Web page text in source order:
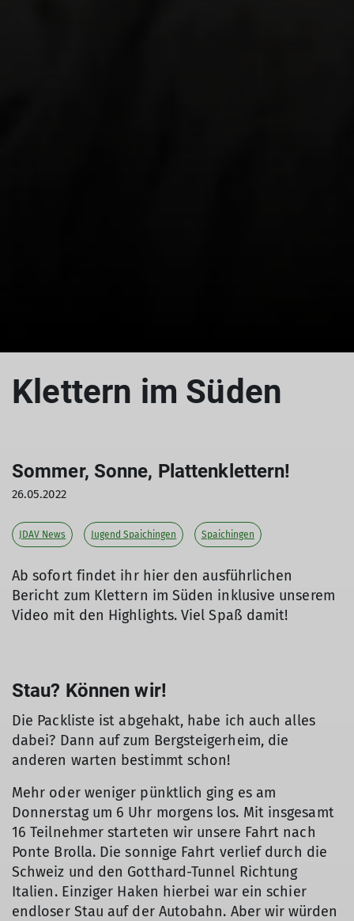
Klettern im Süden
Sommer, Sonne, Plattenklettern!
26.05.2022
JDAV News Jugend Spaichingen Spaichingen
Ab sofort findet ihr hier den ausführlichen
Bericht zum Klettern im Süden inklusive unserem
Video mit den Highlights. Viel Spaß damit!
Stau? Können wir!
Die Packliste ist abgehakt, habe ich auch alles
dabei? Dann auf zum Bergsteigerheim, die
anderen warten bestimmt schon!
Mehr oder weniger pünktlich ging es am
Donnerstag um 6 Uhr morgens los. Mit insgesamt
16 Teilnehmer starteten wir unsere Fahrt nach
Ponte Brolla. Die sonnige Fahrt verlief durch die
Schweiz und den Gotthard-Tunnel Richtung
Italien. Einziger Haken hierbei war ein schier
endloser Stau auf der Autobahn. Aber wir würden